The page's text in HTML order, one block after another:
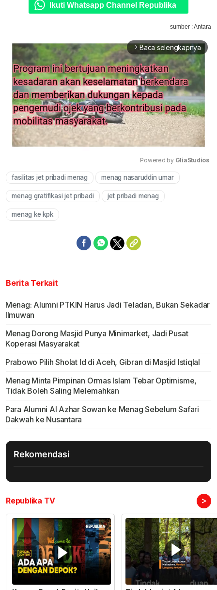
Ikuti Whatsapp Channel Republika
sumber : Antara
arrow_forward_ios Baca selengkapnya
Mute
Powered by GliaStudios
fasilitas jet pribadi menag menag nasaruddin umar
menag gratifikasi jet pribadi jet pribadi menag
menag ke kpk
Berita Terkait
Menag: Alumni PTKIN Harus Jadi Teladan, Bukan Sekadar
Ilmuwan
Menag Dorong Masjid Punya Minimarket, Jadi Pusat
Koperasi Masyarakat
Prabowo Pilih Sholat Id di Aceh, Gibran di Masjid Istiqlal
Menag Minta Pimpinan Ormas Islam Tebar Optimisme,
Tidak Boleh Saling Melemahkan
Para Alumni Al Azhar Sowan ke Menag Sebelum Safari
Dakwah ke Nusantara
Rekomendasi
Republika TV >